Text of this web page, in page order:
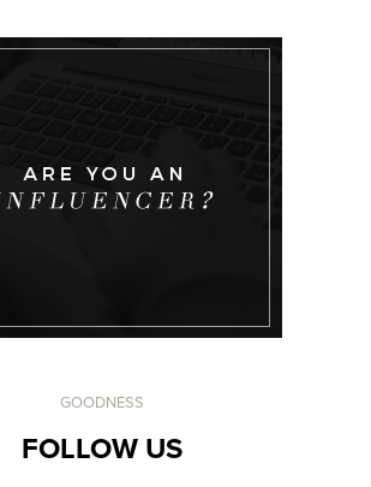
GOODNESS
FOLLOW US